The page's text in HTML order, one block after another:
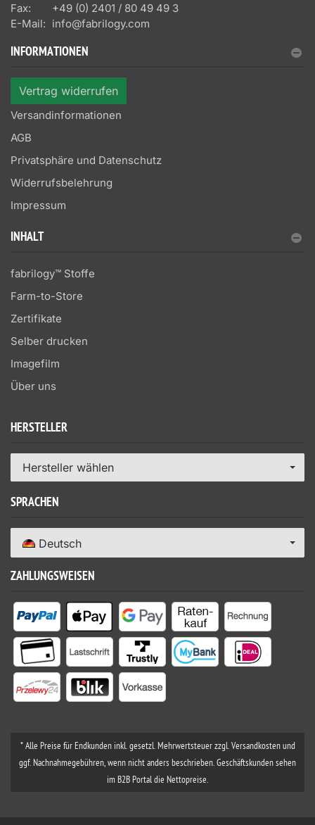
Fax:
+49 (0) 2401 / 80 49 49 3
E-Mail: info@fabrilogy.com
INFORMATIONEN
Vertrag widerrufen
Versandinformationen
AGB
Privatsphäre und Datenschutz
Widerrufsbelehrung
Impressum
INHALT
fabrilogy™ Stoffe
Farm-to-Store
Zertifikate
Selber drucken
Imagefilm
Über uns
HERSTELLER
Hersteller wählen
SPRACHEN
Deutsch
ZAHLUNGSWEISEN
* Alle Preise für Endkunden inkl. gesetzl. Mehrwertsteuer zzgl. Versandkosten und
ggf. Nachnahmegebühren, wenn nicht anders beschrieben. Geschäftskunden sehen
im B2B Portal die Nettopreise.